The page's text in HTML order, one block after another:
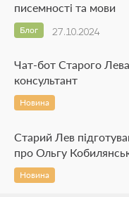
писемності та мови
27.10.2024
Блог
Чат-бот Старого
консультант
Новина
Старий Лев
про Ольгу
Новина